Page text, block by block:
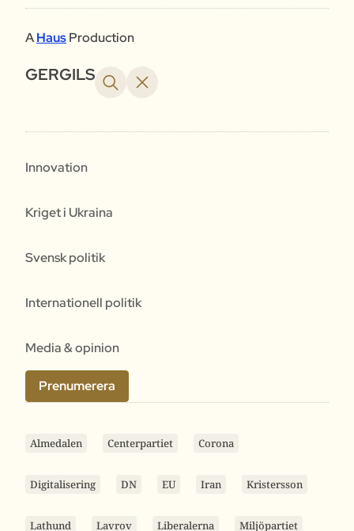
AHausProduction
GERGILS
Innovation
Kriget i Ukraina
Svensk politik
Internationell politik
Media & opinion
Prenumerera
Almedalen Centerpartiet Corona
Digitalisering DN EU Iran Kristersson
Lathund Lavrov Liberalerna Miljöpartiet